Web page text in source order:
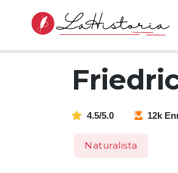
4.5/5.0 12k
Naturalista